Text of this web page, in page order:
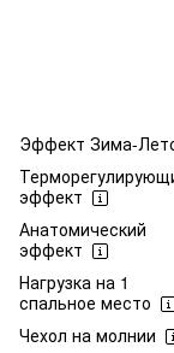
Эффект Зима-
эффект
Анатомический
эффект
Нагрузка на 1
спальное место
Чехол на молнии